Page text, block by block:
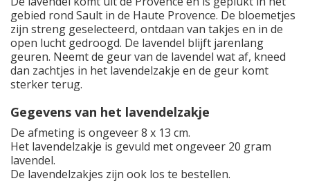
gebied rond Sault in de Haute Provence. De bloemetjes
zijn streng geselecteerd, ontdaan van takjes en in de
open lucht gedroogd. De lavendel blijft jarenlang
geuren. Neemt de geur van de lavendel wat af, kneed
dan zachtjes in het lavendelzakje en de geur komt
sterker terug.
Gegevens van het lavendelzakje
De afmeting is ongeveer 8 x 13 cm.
Het lavendelzakje is gevuld met ongeveer 20 gram
lavendel.
De lavendelzakjes zijn ook los te bestellen.